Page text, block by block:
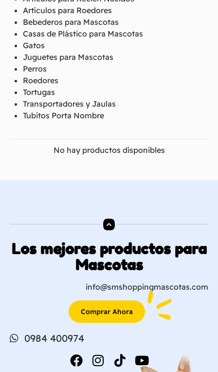
Artículos para Roedores
Bebederos para Mascotas
Casas de Plástico para Mascotas
Gatos
Juguetes para Mascotas
Perros
Roedores
Tortugas
Transportadores y Jaulas
Tubitos Porta Nombre
No hay productos disponibles
Los mejores productos para
Mascotas
info@smshoppingmascotas.com
Comprar Ahora
0984 400974